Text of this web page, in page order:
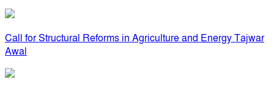
Call for Structural Reforms in Agriculture and Energy Tajwar
Awal